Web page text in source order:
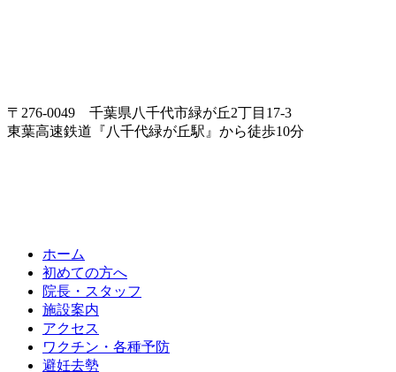
〒276-0049 千葉県八千代市緑が丘2丁目17-3
東葉高速鉄道『八千代緑が丘駅』から徒歩10分
ホーム
初めての方へ
院長・スタッフ
施設案内
アクセス
ワクチン・各種予防
避妊去勢